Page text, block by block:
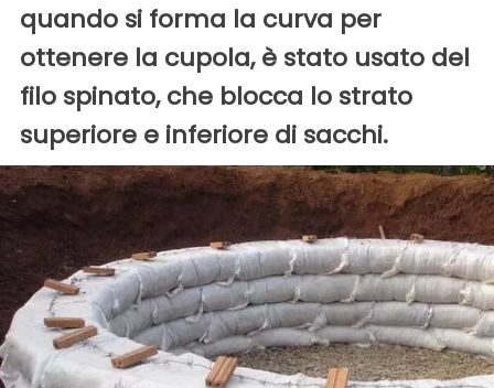
quando si forma la curva per
ottenere la cupola, è stato usato del
filo spinato, che blocca lo strato
superiore e inferiore di sacchi.